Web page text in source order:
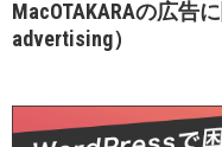
MacOTAKARAの広告
advertising）